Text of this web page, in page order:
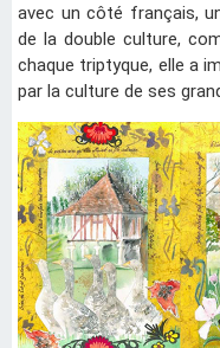
avec un côté français,
de la double culture,
chaque triptyque, elle a
par la culture de ses